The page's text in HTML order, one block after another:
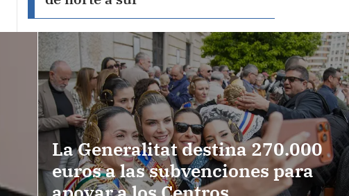
La Generalitat destina 270.000
euros a las subvenciones para